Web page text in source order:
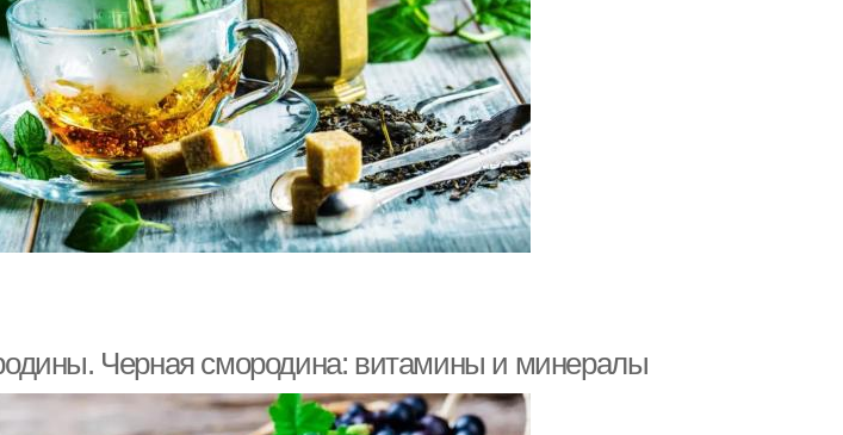
Черная смородина: витамины и минералы